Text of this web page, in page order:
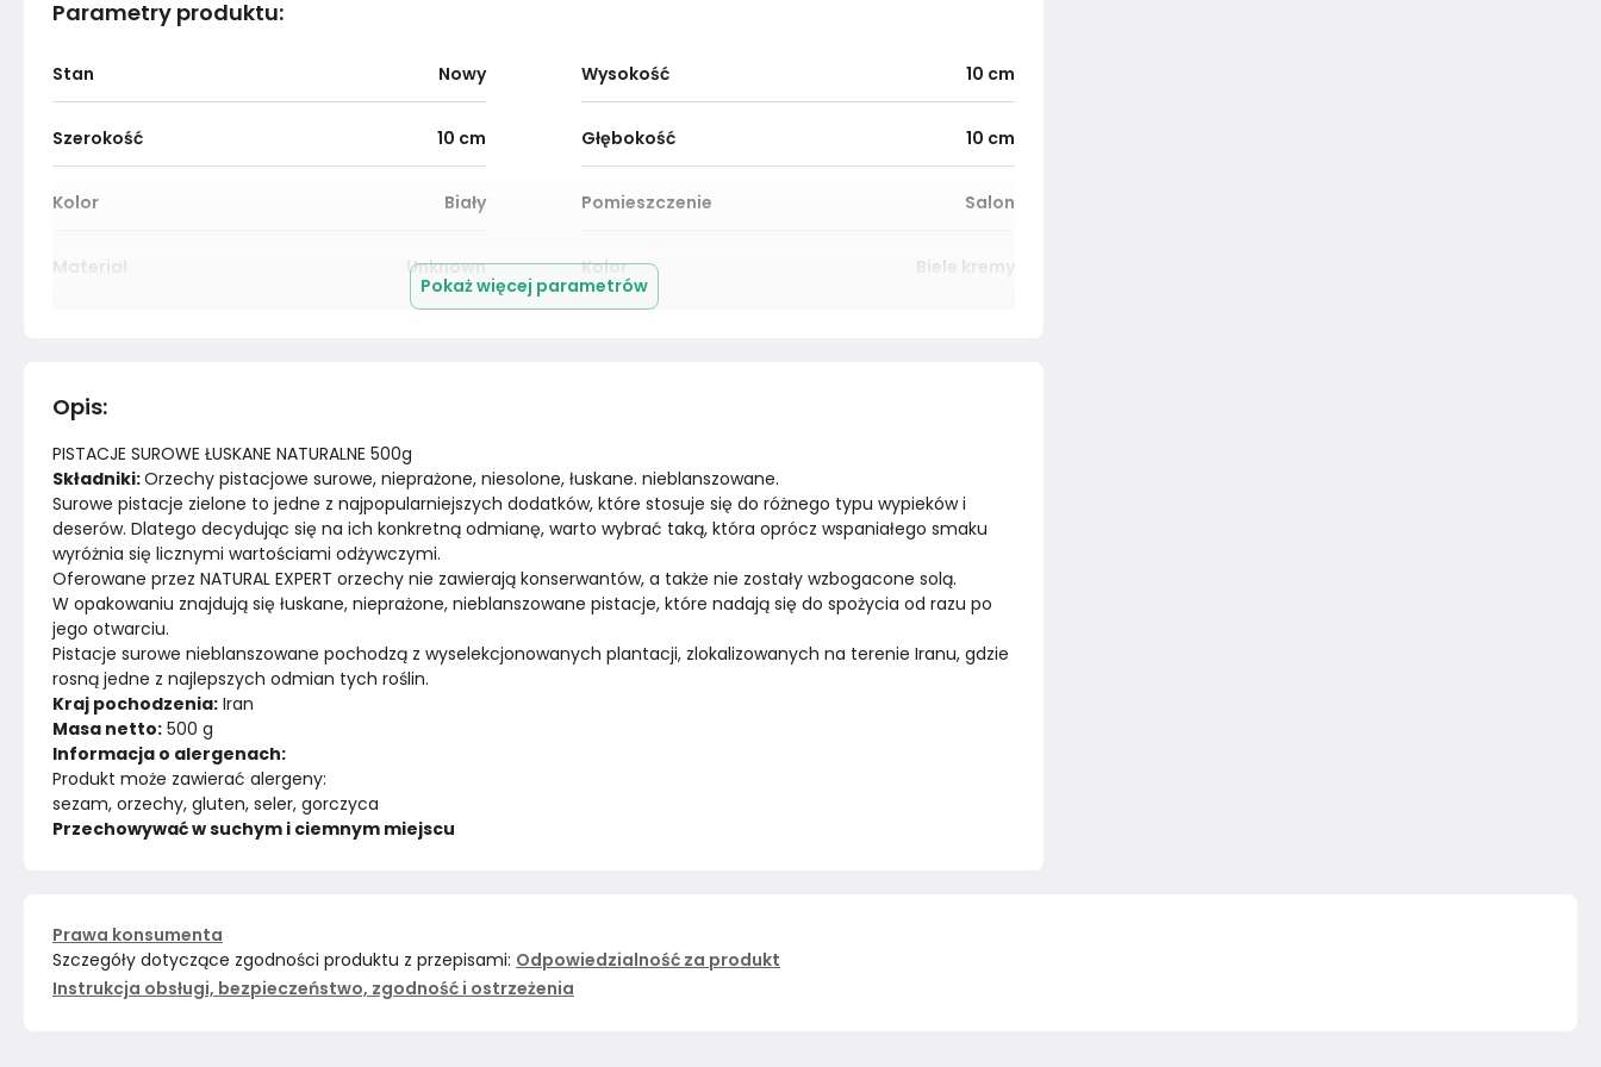
Parametry produktu:
Stan Nowy Wysokość 10 cm
Szerokość 10 cm Głębokość 10 cm
Kolor Biały Pomieszczenie Salon
Materiał Unknown Kolor Biele kremy
Pokaż więcej parametrów
Opis:
PISTACJE SUROWE ŁUSKANE NATURALNE 500g
Składniki: Orzechy pistacjowe surowe, nieprażone, niesolone, łuskane. nieblanszowane.
Surowe pistacje zielone to jedne z najpopularniejszych dodatków, które stosuje się do różnego typu wypieków i
deserów. Dlatego decydując się na ich konkretną odmianę, warto wybrać taką, która oprócz wspaniałego smaku
wyróżnia się licznymi wartościami odżywczymi.
Oferowane przez NATURAL EXPERT orzechy nie zawierają konserwantów, a także nie zostały wzbogacone solą.
W opakowaniu znajdują się łuskane, nieprażone, nieblanszowane pistacje, które nadają się do spożycia od razu po
jego otwarciu.
Pistacje surowe nieblanszowane pochodzą z wyselekcjonowanych plantacji, zlokalizowanych na terenie Iranu, gdzie
rosną jedne z najlepszych odmian tych roślin.
Kraj pochodzenia: Iran
Masa netto: 500 g
Informacja o alergenach:
Produkt może zawierać alergeny:
sezam, orzechy, gluten, seler, gorczyca
Przechowywać w suchym i ciemnym miejscu
Prawa konsumenta
Szczegóły dotyczące zgodności produktu z przepisami: Odpowiedzialność za produkt
Instrukcja obsługi, bezpieczeństwo, zgodność i ostrzeżenia